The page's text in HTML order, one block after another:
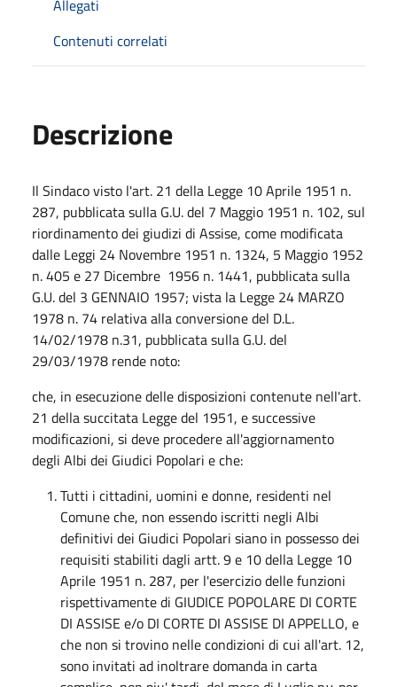
Allegati
Contenuti correlati
Descrizione
Il Sindaco visto l'art. 21 della Legge 10 Aprile 1951 n.
287, pubblicata sulla G.U. del 7 Maggio 1951 n. 102, sul
riordinamento dei giudizi di Assise, come modificata
dalle Leggi 24 Novembre 1951 n. 1324, 5 Maggio 1952
n. 405 e 27 Dicembre 1956 n. 1441, pubblicata sulla
G.U. del 3 GENNAIO 1957; vista la Legge 24 MARZO
1978 n. 74 relativa alla conversione del D.L.
14/02/1978 n.31, pubblicata sulla G.U. del
29/03/1978 rende noto:
che, in esecuzione delle disposizioni contenute nell'art.
21 della succitata Legge del 1951, e successive
modificazioni, si deve procedere all'aggiornamento
degli Albi dei Giudici Popolari e che:
Tutti i cittadini, uomini e donne, residenti nel
Comune che, non essendo iscritti negli Albi
definitivi dei Giudici Popolari siano in possesso dei
requisiti stabiliti dagli artt. 9 e 10 della Legge 10
Aprile 1951 n. 287, per l'esercizio delle funzioni
rispettivamente di GIUDICE POPOLARE DI CORTE
DI ASSISE e/o DI CORTE DI ASSISE DI APPELLO, e
che non si trovino nelle condizioni di cui all'art. 12,
sono invitati ad inoltrare domanda in carta